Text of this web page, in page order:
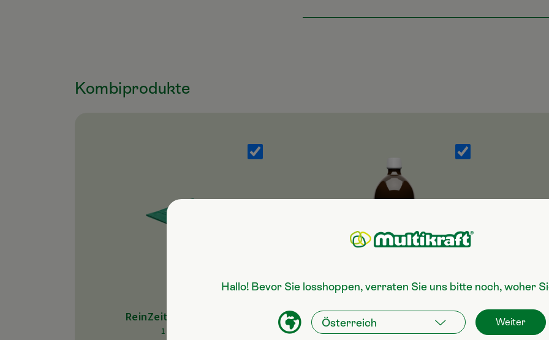
Kombiprodukte
ReinZeit Hochglanztuch
1 Stk 19,90 €
Allzweckreiniger Citrus
1 L Flasche 19,90 €
Hallo! Bevor Sie losshoppen, verraten Sie uns bitte noch, woher
Weiter